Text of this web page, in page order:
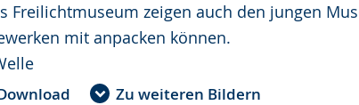
Freilichtmuseum zeigen auch den jungen
mit anpacken können.
Zu weiteren Bildern